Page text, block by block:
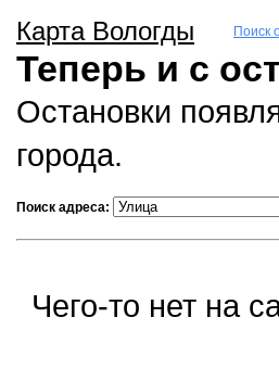
Карта Вологды Поиск
Теперь и с
Остановки
города.
Поиск адреса:
Чего-то нет на